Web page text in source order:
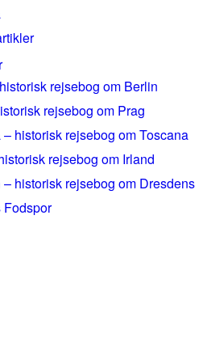
rejsebog om Berlin
rejsebog om Prag
– historisk rejsebog om Toscana
rejsebog om Irland
– historisk rejsebog om Dresdens
Fodspor